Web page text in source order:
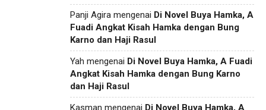
Panji Agira mengenai Di Novel Buya Hamka, A
Fuadi Angkat Kisah Hamka dengan Bung
Karno dan Haji Rasul
Yah mengenai Di Novel Buya Hamka, A Fuadi
Angkat Kisah Hamka dengan Bung Karno
dan Haji Rasul
Kasman mengenai Di Novel Buya Hamka, A